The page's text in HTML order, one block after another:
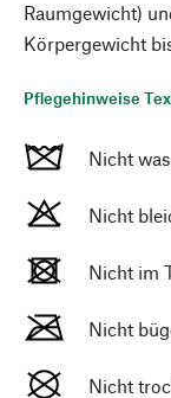
Raumgewicht)
Körpergewicht
Pflegehinweise
Nicht
Nicht
Nicht im
Nicht
Nicht